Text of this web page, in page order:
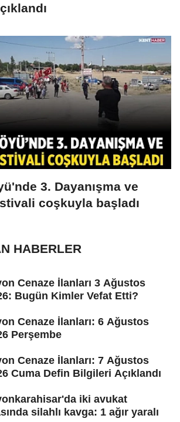
3. Dayanışma ve
coşkuyla başladı
HABERLER
Cenaze İlanları 3 Ağustos
Bugün Kimler Vefat Etti?
Cenaze İlanları: 6 Ağustos
Perşembe
Cenaze İlanları: 7 Ağustos
Cuma Defin Bilgileri Açıklandı
iki avukat
silahlı kavga: 1 ağır yaralı